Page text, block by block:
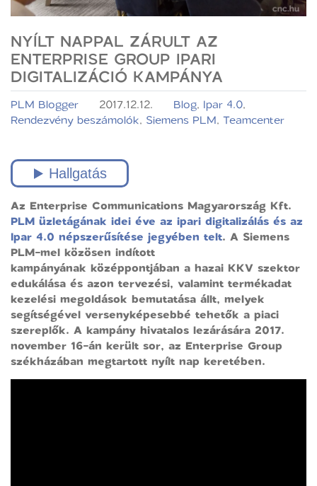
NYÍLT NAPPAL ZÁRULT AZ
ENTERPRISE GROUP IPARI
DIGITALIZÁCIÓ KAMPÁNYA
PLM Blogger 2017.12.12. Blog, Ipar 4.0,
Rendezvény beszámolók, Siemens PLM, Teamcenter
Az Enterprise Communications Magyarország Kft.
PLM üzletágának idei éve az ipari digitalizálás és az
Ipar 4.0 népszerűsítése jegyében telt. A Siemens
PLM-mel közösen indított
kampányának középpontjában a hazai KKV szektor
edukálása és azon tervezési, valamint termékadat
kezelési megoldások bemutatása állt, melyek
segítségével versenyképesebbé tehetők a piaci
szereplők. A kampány hivatalos lezárására 2017.
november 16-án került sor, az Enterprise Group
székházában megtartott nyílt nap keretében.